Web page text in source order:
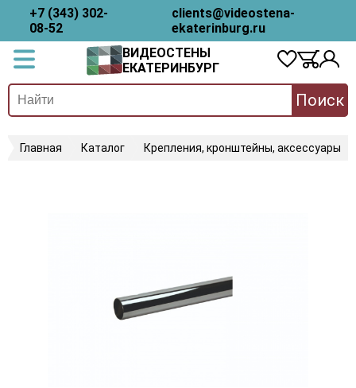
+7 (343) 302-
08-52
clients@videostena-
ekaterinburg.ru
ВИДЕОСТЕНЫ
ЕКАТЕРИНБУРГ
Поиск
Главная Каталог Крепления, кронштейны, аксессуары